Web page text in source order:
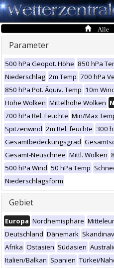
Alle
Parameter
500 hPa Geopot. Höhe 850 hPa
Niederschlag 2m Temp 700 hPa
850 hPa Pot. Äquiv. Temp 10m
Hohe Wolken Mittelhohe Wolken
700 hPa Rel. Feuchte Min/Max
Spitzenwind 2m Rel. feuchte 300
Gesamtbedeckungsgrad
Gesamt-Neuschnee Mittl. Wolken
500 hPa Wind 50 hPa Temp
Niederschlagsform
Gebiet
Europa Nordhemisphäre
Deutschland Dänemark
Afrika Ostasien Südasien
Italien/Balkan Spanien Türkei/